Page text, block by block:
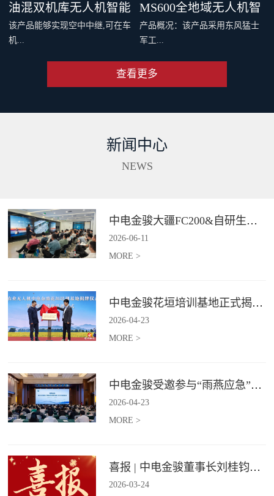
对复杂环境。双PSDK接口，支持
更多负载拓展。Delivery App、大
疆司运、全新大疆运服App，多
油混双机库无人机智能
巡检车（面议）
该产品能够实现空中中继,可在车
机...
机自动补能、无人机户外快速部
配出色的全地形通过能力,一举破
长、补能不便、作业范围受限、
站等场景提供高效巡检等服务。*
具体价格面议
MS600全地域无人机智
能巡检作业车（面议）
产品概况：该产品采用东风猛士
军工...
集成车载无人机巡检软硬件系
集、处理、分析及成果传输一体
5G+卫星双链路通讯功能，在全
与智能判。*具体价格面议
查看更多
新闻中心
NEWS
中电金骏大疆FC200&自研生态新品体验会圆满举办
2026-06-11
MORE >
中电金骏花垣培训基地正式揭牌 首期农业无人机培训班同步启动
2026-04-23
MORE >
中电金骏受邀参与“雨燕应急”2026年度会议 协同打造空中应急力量
2026-04-23
MORE >
喜报 | 中电金骏董事长刘桂钧获雷锋街道第四届“雷锋榜样”模范人物称号
2026-03-24